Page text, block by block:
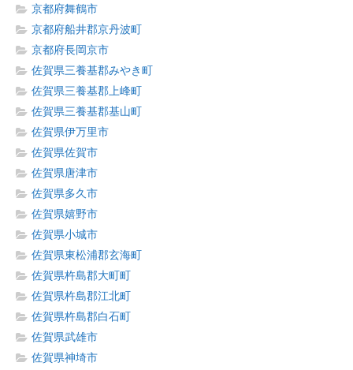
京都府舞鶴市
京都府船井郡京丹波町
京都府長岡京市
佐賀県三養基郡みやき町
佐賀県三養基郡上峰町
佐賀県三養基郡基山町
佐賀県伊万里市
佐賀県佐賀市
佐賀県唐津市
佐賀県多久市
佐賀県嬉野市
佐賀県小城市
佐賀県東松浦郡玄海町
佐賀県杵島郡大町町
佐賀県杵島郡江北町
佐賀県杵島郡白石町
佐賀県武雄市
佐賀県神埼市